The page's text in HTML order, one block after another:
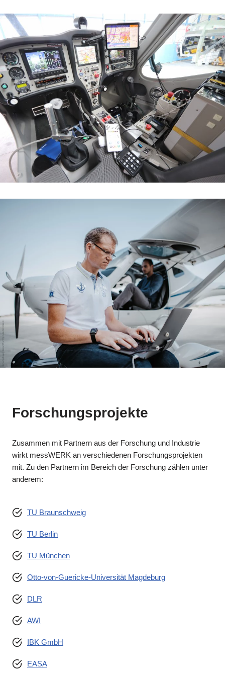
Forschungsprojekte
Zusammen mit Partnern aus der Forschung und Industrie
wirkt messWERK an verschiedenen Forschungsprojekten
mit. Zu den Partnern im Bereich der Forschung zählen unter
anderem:
TU Braunschweig
TU Berlin
TU München
Otto-von-Guericke-Universität Magdeburg
DLR
AWI
IBK GmbH
EASA